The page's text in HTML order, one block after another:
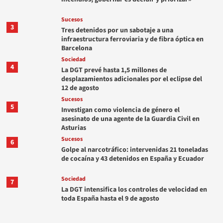
3
Sucesos
Tres detenidos por un sabotaje a una
infraestructura ferroviaria y de fibra óptica en
Barcelona
4
Sociedad
La DGT prevé hasta 1,5 millones de
desplazamientos adicionales por el eclipse del
12 de agosto
5
Sucesos
Investigan como violencia de género el
asesinato de una agente de la Guardia Civil en
Asturias
6
Sucesos
Golpe al narcotráfico: intervenidas 21 toneladas
de cocaína y 43 detenidos en España y Ecuador
7 Sociedad
La DGT intensifica los controles de velocidad en
toda España hasta el 9 de agosto